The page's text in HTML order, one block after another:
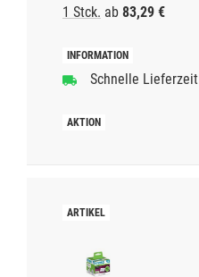
1 Stck. ab 83,29 €
Schnelle Lieferzeit